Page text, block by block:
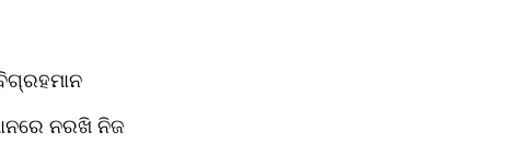
ନରଖି ନିଜ